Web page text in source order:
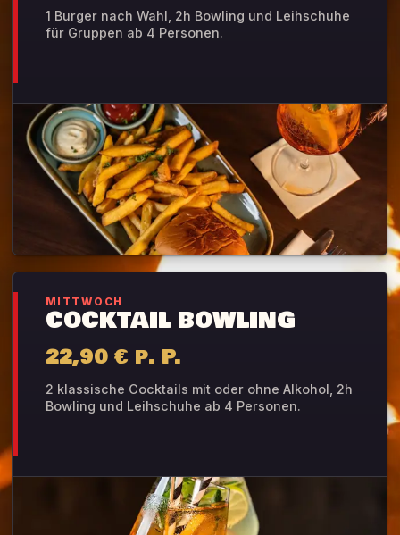
1 Burger nach Wahl, 2h Bowling und Leihschuhe
für Gruppen ab 4 Personen.
MITTWOCH
COCKTAIL BOWLING
22,90 € p. P.
2 klassische Cocktails mit oder ohne Alkohol, 2h
Bowling und Leihschuhe ab 4 Personen.